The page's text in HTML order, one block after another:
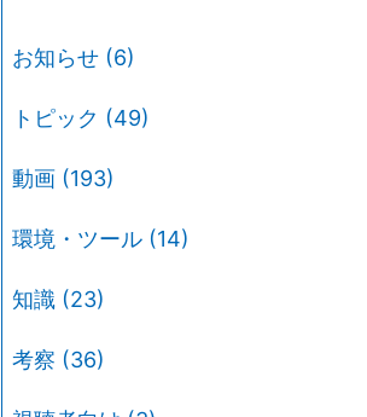
お知らせ (6)
トピック (49)
動画 (193)
環境・ツール (14)
知識 (23)
考察 (36)